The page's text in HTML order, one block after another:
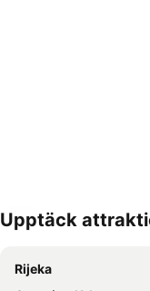
Förstora kartan
Upptäck
Rijeka